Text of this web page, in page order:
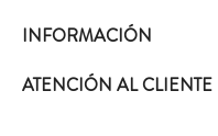
INFORMACIÓN
ATENCIÓN AL CLIENTE